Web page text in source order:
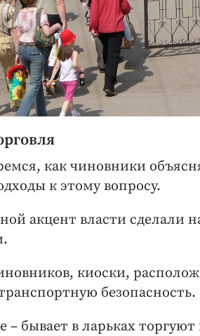
как чиновники
к этому вопросу.
акцент власти
киоски,
безопасность.
бывает в ларьках